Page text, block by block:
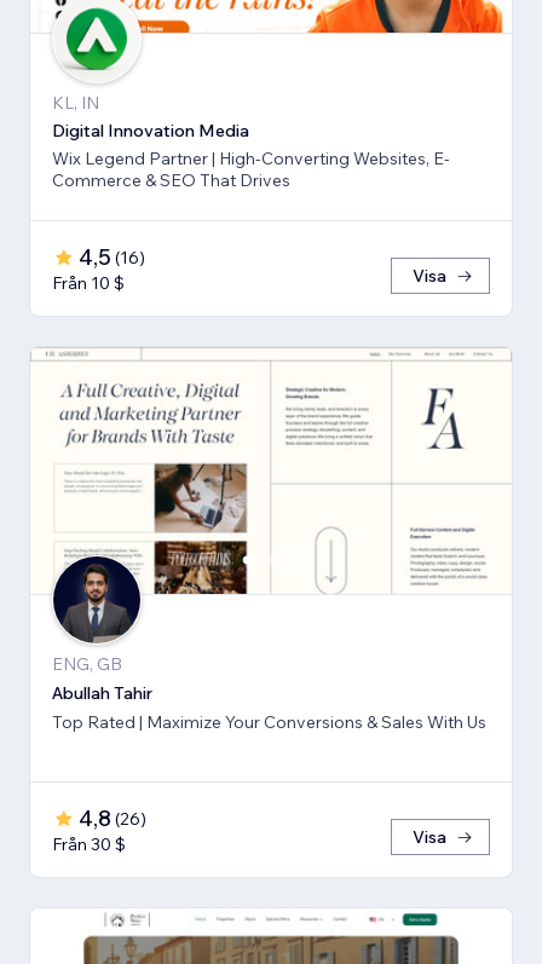
KL, IN
Digital Innovation Media
Wix Legend Partner | High-Converting Websites, E-
Commerce & SEO That Drives
4,5 (16)
Från 10 $
Visa
ENG, GB
Abullah Tahir
Top Rated | Maximize Your Conversions & Sales With Us
4,8 (26)
Från 30 $
Visa